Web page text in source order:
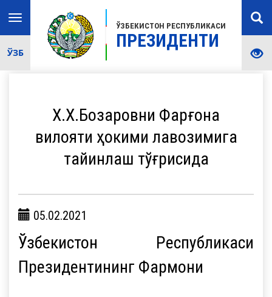
ЎЗБЕКИСТОН РЕСПУБЛИКАСИ
ПРЕЗИДЕНТИ
Toggle
navigation
ЎЗБ
Х.Х.Бозаровни Фарғона
вилояти ҳокими лавозимига
тайинлаш тўғрисида
05.02.2021
Ўзбекистон Республикаси
Президентининг Фармони